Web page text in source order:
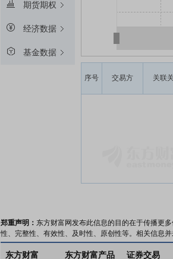
期货期权
经济数据
基金数据
序号 交易方 关联
郑重声明： 东方财富网发布此信息的目的在于传播更
性、完整性、有效性、及时性、原创性等。相关信息
东方财富 东方财富产品 证券交易